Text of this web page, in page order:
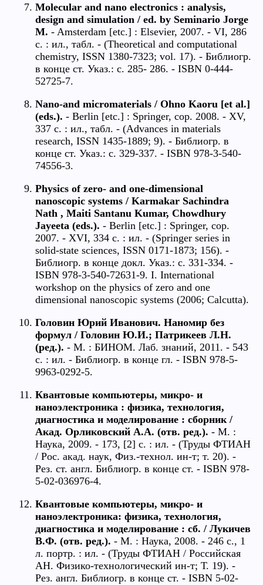
Molecular and nano electronics : analysis,
design and simulation / ed. by Seminario Jorge
M. - Amsterdam [etc.] : Elsevier, 2007. - VI, 286
c. : ил., табл. - (Theoretical and computational
chemistry, ISSN 1380-7323; vol. 17). - Библиогр.
в конце ст. Указ.: с. 285- 286. - ISBN 0-444-
52725-7.
Nano-and micromaterials / Ohno Kaoru [et al.]
(eds.). - Berlin [etc.] : Springer, cop. 2008. - XV,
337 c. : ил., табл. - (Advances in materials
research, ISSN 1435-1889; 9). - Библиогр. в
конце ст. Указ.: с. 329-337. - ISBN 978-3-540-
74556-3.
Physics of zero- and one-dimensional
nanoscopic systems / Karmakar Sachindra
Nath , Maiti Santanu Kumar, Chowdhury
Jayeeta (eds.). - Berlin [etc.] : Springer, cop.
2007. - XVI, 334 c. : ил. - (Springer series in
solid-state sciences, ISSN 0171-1873; 156). -
Библиогр. в конце докл. Указ.: с. 331-334. -
ISBN 978-3-540-72631-9. I. International
workshop on the physics of zero and one
dimensional nanoscopic systems (2006; Calcutta).
Головин Юрий Иванович. Наномир без
формул / Головин Ю.И.; Патрикеев Л.Н.
(ред.). - М. : БИНОМ. Лаб. знаний, 2011. - 543
с. : ил. - Библиогр. в конце гл. - ISBN 978-5-
9963-0292-5.
Квантовые компьютеры, микро- и
наноэлектроника : физика, технология,
диагностика и моделирование : сборник /
Акад. Орликовский А.А. (отв. ред.). - М. :
Наука, 2009. - 173, [2] с. : ил. - (Труды ФТИАН
/ Рос. акад. наук, Физ.-технол. ин-т; т. 20). -
Рез. ст. англ. Библиогр. в конце ст. - ISBN 978-
5-02-036976-4.
Квантовые компьютеры, микро- и
наноэлектроника: физика, технология,
диагностика и моделирование : сб. / Лукичев
В.Ф. (отв. ред.). - М. : Наука, 2008. - 246 с., 1
л. портр. : ил. - (Труды ФТИАН / Российская
АН. Физико-технологический ин-т; Т. 19). -
Рез. англ. Библиогр. в конце ст. - ISBN 5-02-